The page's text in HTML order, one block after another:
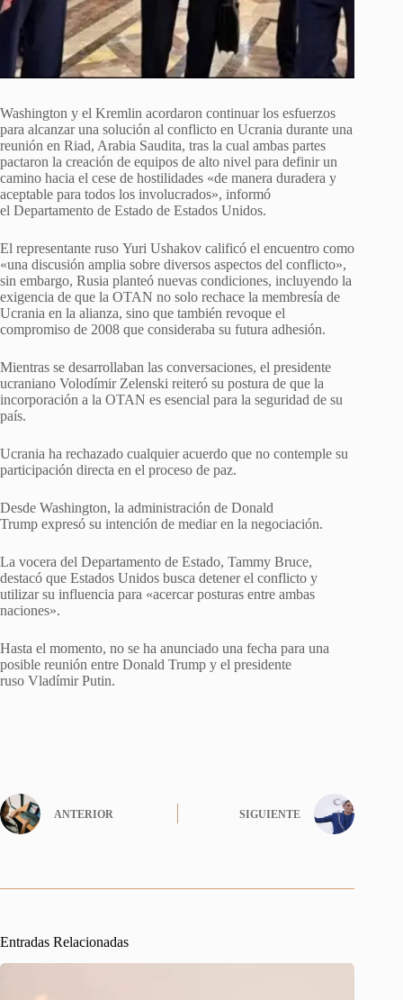
Washington y el Kremlin acordaron continuar los esfuerzos
para alcanzar una solución al conflicto en Ucrania durante una
reunión en Riad, Arabia Saudita, tras la cual ambas partes
pactaron la creación de equipos de alto nivel para definir un
camino hacia el cese de hostilidades «de manera duradera y
aceptable para todos los involucrados», informó
el Departamento de Estado de Estados Unidos.
El representante ruso Yuri Ushakov calificó el encuentro como
«una discusión amplia sobre diversos aspectos del conflicto»,
sin embargo, Rusia planteó nuevas condiciones, incluyendo la
exigencia de que la OTAN no solo rechace la membresía de
Ucrania en la alianza, sino que también revoque el
compromiso de 2008 que consideraba su futura adhesión.
Mientras se desarrollaban las conversaciones, el presidente
ucraniano Volodímir Zelenski reiteró su postura de que la
incorporación a la OTAN es esencial para la seguridad de su
país.
Ucrania ha rechazado cualquier acuerdo que no contemple su
participación directa en el proceso de paz.
Desde Washington, la administración de Donald
Trump expresó su intención de mediar en la negociación.
La vocera del Departamento de Estado, Tammy Bruce,
destacó que Estados Unidos busca detener el conflicto y
utilizar su influencia para «acercar posturas entre ambas
naciones».
Hasta el momento, no se ha anunciado una fecha para una
posible reunión entre Donald Trump y el presidente
ruso Vladímir Putin.
ANTERIOR SIGUIENTE
Entradas Relacionadas